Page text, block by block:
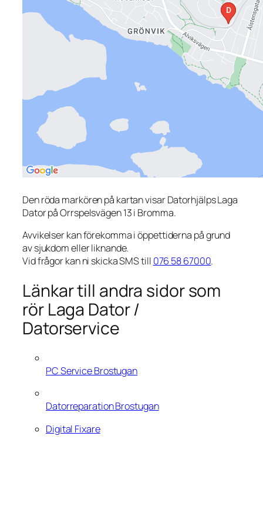
Den röda markören på kartan visar Datorhjälps Laga
Dator på Orrspelsvägen 13 i Bromma.
Avvikelser kan förekomma i öppettiderna på grund
av sjukdom eller liknande.
Vid frågor kan ni skicka SMS till 076 58 67000.
Länkar till andra sidor som
rör Laga Dator /
Datorservice
PC Service Brostugan
Datorreparation Brostugan
Digital Fixare